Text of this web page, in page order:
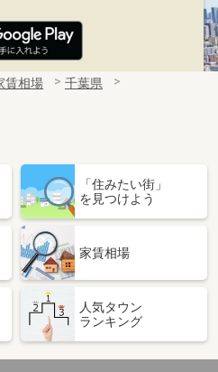
賃相場
千葉県
「住みたい街」
を見つけよう
家賃相場
人気タウン
ランキング